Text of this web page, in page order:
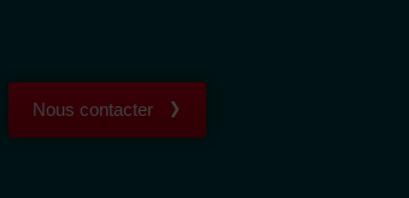
Nous contacter